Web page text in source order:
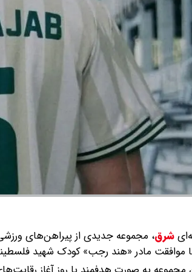
شرق، مجموعه جدیدی از پیراهن‌های
موافقت مادر «هند رجب» کودک شهید